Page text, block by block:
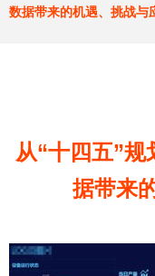
数据带来的机遇、挑战与
从“十四五”
据带来